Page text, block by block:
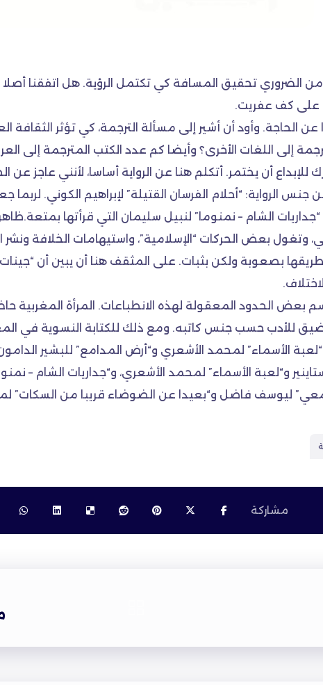
من الضروري تحقيق المسافة كي تكتمل الرؤية. هل اتفقنا
على كف عفريت.
عن الحاجة. وأود أن أشير إلى مسألة الترجمة، كي تؤثر
إلى اللغات الأخرى؟ وأيضا كم عدد الكتب المترجمة إلى
للإبداع أن يختمر. أتكلم هنا عن الرواية أساسا، لأنني
“أحلام الفرسان القتيلة” لإبراهيم الكوني. لربما
الشام – نمنوما” لنبيل سليمان التي قرأتها
وتغول بعض الحركات “الإسلامية”، واستيهامات الخلافة ونشر
بصعوبة ولكن بثبات. على المثقف هنا أن يبين أن “جينات”
الحدود المعقولة لهذه الانطباعات. المرأة المغربية
الضيق للأدب حسب جنس كاتبه. ومع ذلك للكتابة النسوية في
الأسماء” لمحمد الأشعري و“أرض المدامع” للبشير
و“لعبة الأسماء” لمحمد الأشعري، و“جداريات الشام –
معي” ليوسف فاضل و“بعيدا عن الضوضاء قريبا من السكات”